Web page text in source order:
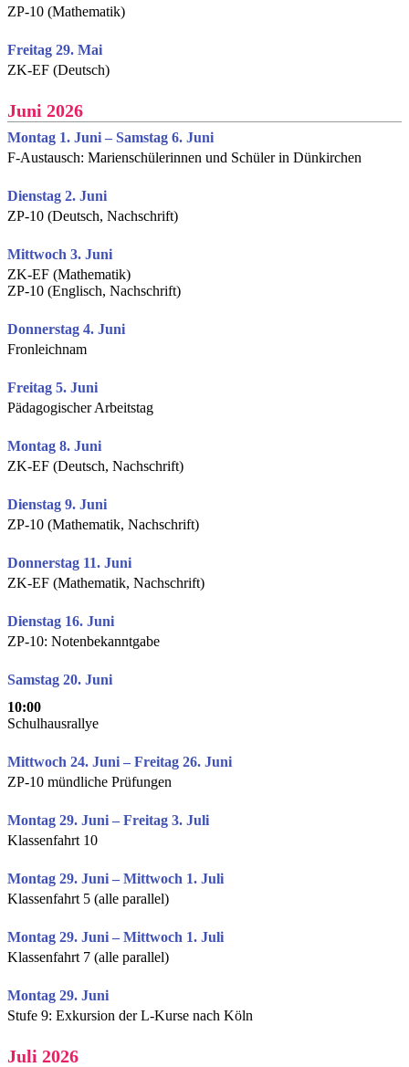
ZP-10 (Mathematik)
Freitag 29. Mai
ZK-EF (Deutsch)
Juni 2026
Montag 1. Juni – Samstag 6. Juni
F-Austausch: Marienschülerinnen und Schüler in Dünkirchen
Dienstag 2. Juni
ZP-10 (Deutsch, Nachschrift)
Mittwoch 3. Juni
ZK-EF (Mathematik)
ZP-10 (Englisch, Nachschrift)
Donnerstag 4. Juni
Fronleichnam
Freitag 5. Juni
Pädagogischer Arbeitstag
Montag 8. Juni
ZK-EF (Deutsch, Nachschrift)
Dienstag 9. Juni
ZP-10 (Mathematik, Nachschrift)
Donnerstag 11. Juni
ZK-EF (Mathematik, Nachschrift)
Dienstag 16. Juni
ZP-10: Notenbekanntgabe
Samstag 20. Juni
10:00
Schulhausrallye
Mittwoch 24. Juni – Freitag 26. Juni
ZP-10 mündliche Prüfungen
Montag 29. Juni – Freitag 3. Juli
Klassenfahrt 10
Montag 29. Juni – Mittwoch 1. Juli
Klassenfahrt 5 (alle parallel)
Montag 29. Juni – Mittwoch 1. Juli
Klassenfahrt 7 (alle parallel)
Montag 29. Juni
Stufe 9: Exkursion der L-Kurse nach Köln
Juli 2026